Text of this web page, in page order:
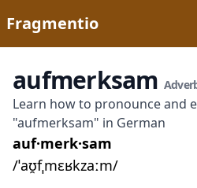
Fragmentio
aufmerksam
Learn how to pronounce and
"aufmerksam" in German
auf·merk·sam
/ˈaʊ̯fˌmɛʁkzaːm/